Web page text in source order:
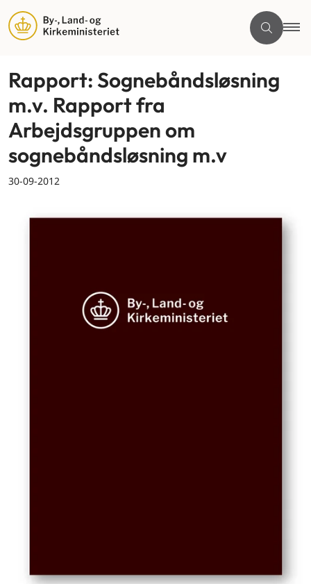
Rapport: Sognebåndsløsning
m.v. Rapport fra
Arbejdsgruppen om
sognebåndsløsning m.v
30-09-2012